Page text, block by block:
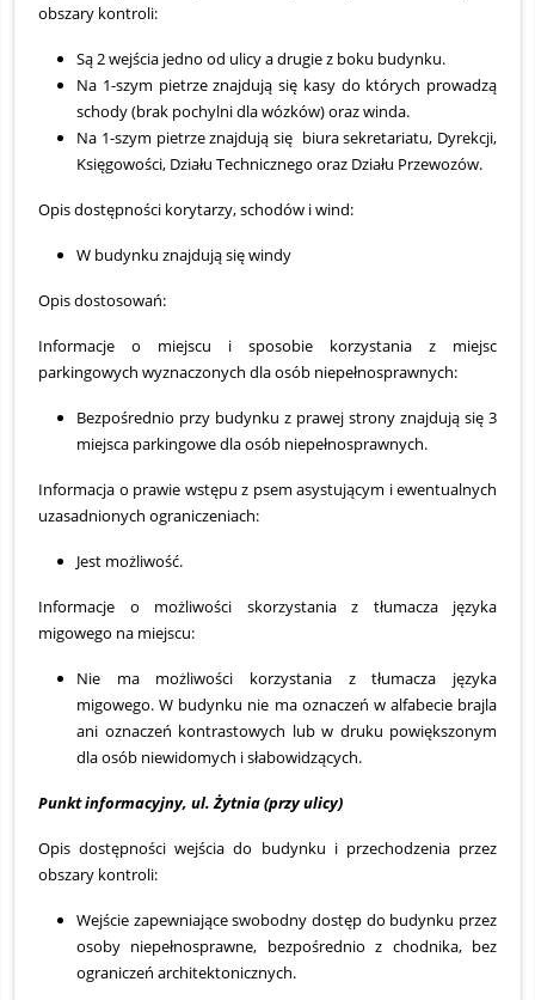
obszary kontroli:
Są 2 wejścia jedno od ulicy a drugie z boku budynku.
Na 1-szym pietrze znajdują się kasy do których prowadzą
schody (brak pochylni dla wózków) oraz winda.
Na 1-szym pietrze znajdują się biura sekretariatu, Dyrekcji,
Księgowości, Działu Technicznego oraz Działu Przewozów.
Opis dostępności korytarzy, schodów i wind:
W budynku znajdują się windy
Opis dostosowań:
Informacje o miejscu i sposobie korzystania z miejsc
parkingowych wyznaczonych dla osób niepełnosprawnych:
Bezpośrednio przy budynku z prawej strony znajdują się 3
miejsca parkingowe dla osób niepełnosprawnych.
Informacja o prawie wstępu z psem asystującym i ewentualnych
uzasadnionych ograniczeniach:
Jest możliwość.
Informacje o możliwości skorzystania z tłumacza języka
migowego na miejscu:
Nie ma możliwości korzystania z tłumacza języka
migowego. W budynku nie ma oznaczeń w alfabecie brajla
ani oznaczeń kontrastowych lub w druku powiększonym
dla osób niewidomych i słabowidzących.
Punkt informacyjny, ul. Żytnia (przy ulicy)
Opis dostępności wejścia do budynku i przechodzenia przez
obszary kontroli:
Wejście zapewniające swobodny dostęp do budynku przez
osoby niepełnosprawne, bezpośrednio z chodnika, bez
ograniczeń architektonicznych.